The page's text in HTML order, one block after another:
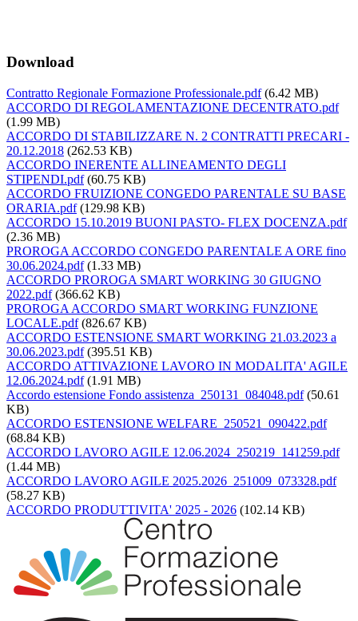
Download
Contratto Regionale Formazione Professionale.pdf(6.42 MB)
ACCORDO DI REGOLAMENTAZIONE DECENTRATO.pdf
(1.99 MB)
ACCORDO DI STABILIZZARE N. 2 CONTRATTI PRECARI -
20.12.2018 (262.53 KB)
ACCORDO INERENTE ALLINEAMENTO DEGLI
STIPENDI.pdf(60.75 KB)
ACCORDO FRUIZIONE CONGEDO PARENTALE SU BASE
ORARIA.pdf(129.98 KB)
ACCORDO 15.10.2019 BUONI PASTO- FLEX DOCENZA.pdf
(2.36 MB)
PROROGA ACCORDO CONGEDO PARENTALE A ORE fino
30.06.2024.pdf(1.33 MB)
ACCORDO PROROGA SMART WORKING 30 GIUGNO
2022.pdf(366.62 KB)
PROROGA ACCORDO SMART WORKING FUNZIONE
LOCALE.pdf(826.67 KB)
ACCORDO ESTENSIONE SMART WORKING 21.03.2023 a
30.06.2023.pdf(395.51 KB)
ACCORDO ATTIVAZIONE LAVORO IN MODALITA' AGILE
12.06.2024.pdf(1.91 MB)
Accordo estensione Fondo assistenza_250131_084048.pdf(50.61
KB)
ACCORDO ESTENSIONE WELFARE_250521_090422.pdf
(68.84 KB)
ACCORDO LAVORO AGILE 12.06.2024_250219_141259.pdf
(1.44 MB)
ACCORDO LAVORO AGILE 2025.2026_251009_073328.pdf
(58.27 KB)
ACCORDO PRODUTTIVITA' 2025 - 2026 (102.14 KB)